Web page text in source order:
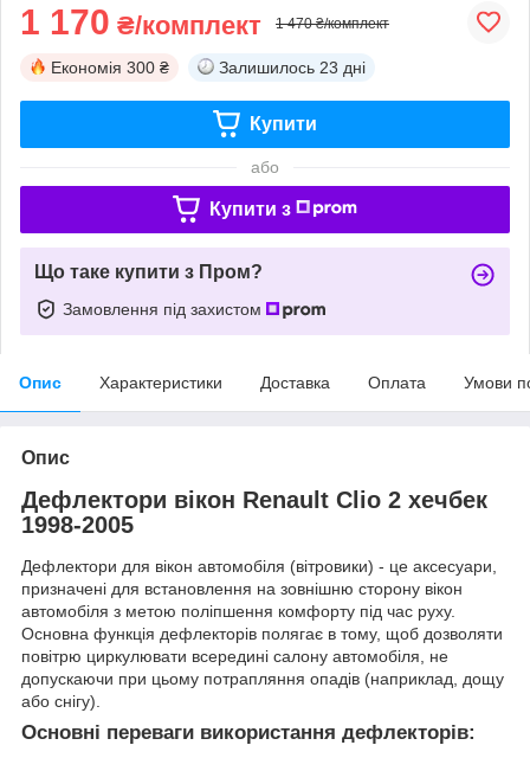
1 170 ₴/комплект 1 470 ₴/комплект
Економія 300 ₴ Залишилось 23 дні
Купити
або
Купити з
Що таке купити з Пром?
Замовлення під захистом
Опис Характеристики Доставка Оплата Умови
Опис
Дефлектори вікон Renault Clio 2 хечбек
1998-2005
Дефлектори для вікон автомобіля (вітровики) - це аксесуари,
призначені для встановлення на зовнішню сторону вікон
автомобіля з метою поліпшення комфорту під час руху.
Основна функція дефлекторів полягає в тому, щоб дозволяти
повітрю циркулювати всередині салону автомобіля, не
допускаючи при цьому потрапляння опадів (наприклад, дощу
або снігу).
Основні переваги використання дефлекторів: